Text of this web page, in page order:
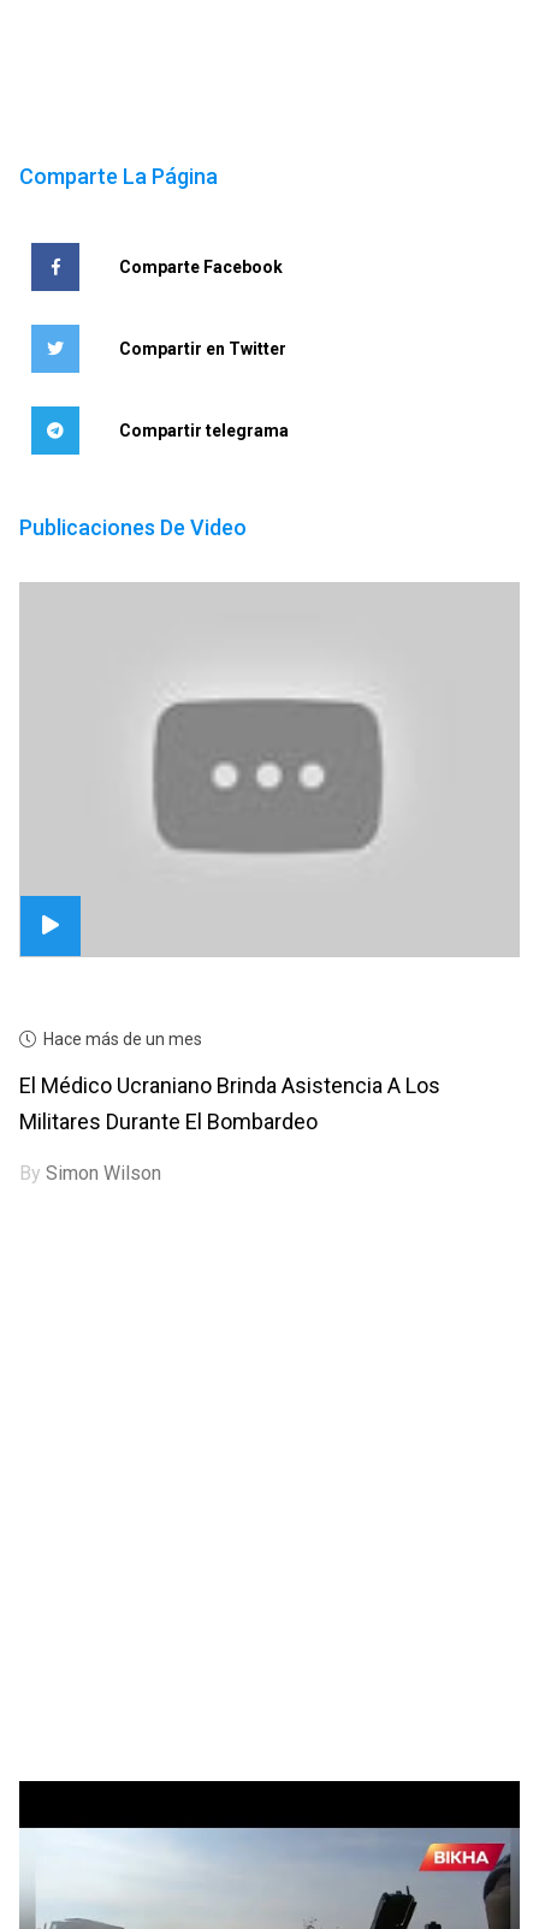
Comparte La Página
Comparte Facebook
Compartir en Twitter
Compartir telegrama
Publicaciones De Video
Hace más de un mes
El Médico Ucraniano Brinda Asistencia A Los
Militares Durante El Bombardeo
BySimon Wilson